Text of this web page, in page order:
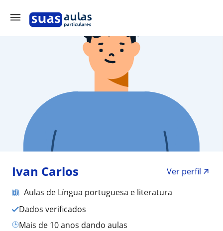
Ivan Carlos
Ver perfil
Aulas de Língua portuguesa e literatura
Dados verificados
mais de 10 anos dando aulas